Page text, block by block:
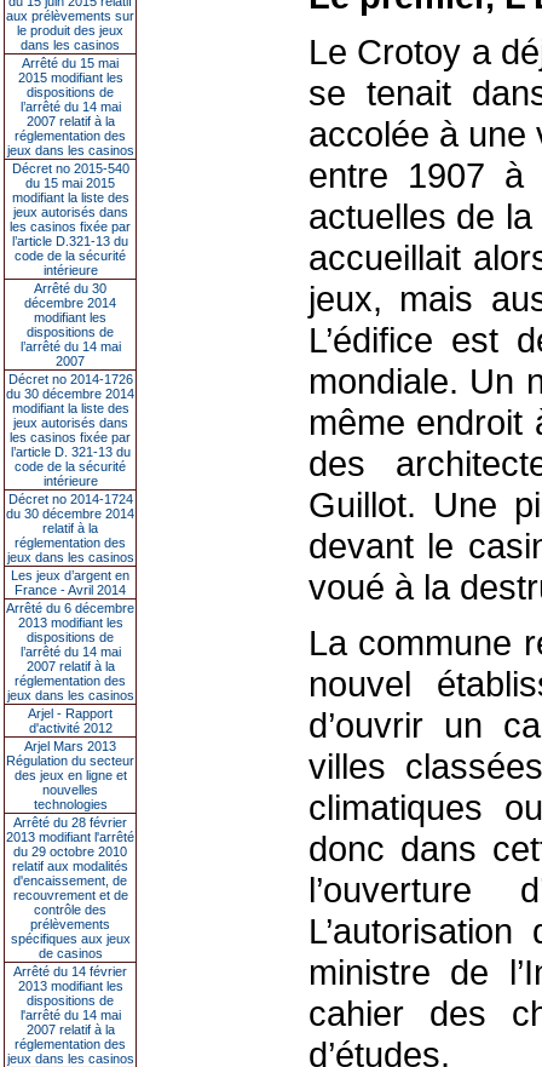
aux prélèvements sur
le produit des jeux
dans les casinos
Arrêté du 15 mai
2015 modifiant les
dispositions de
l’arrêté du 14 mai
2007 relatif à la
réglementation des
jeux dans les casinos
Décret no 2015-540
du 15 mai 2015
modifiant la liste des
jeux autorisés dans
les casinos fixée par
l’article D.321-13 du
code de la sécurité
intérieure
Arrêté du 30
décembre 2014
modifiant les
dispositions de
l’arrêté du 14 mai
2007
Décret no 2014-1726
du 30 décembre 2014
modifiant la liste des
jeux autorisés dans
les casinos fixée par
l’article D. 321-13 du
code de la sécurité
intérieure
Décret no 2014-1724
du 30 décembre 2014
relatif à la
réglementation des
jeux dans les casinos
Les jeux d’argent en
France - Avril 2014
Arrêté du 6 décembre
2013 modifiant les
dispositions de
l’arrêté du 14 mai
2007 relatif à la
réglementation des
jeux dans les casinos
Arjel - Rapport
d'activité 2012
Arjel Mars 2013
Régulation du secteur
des jeux en ligne et
nouvelles
technologies
Arrêté du 28 février
2013 modifiant l'arrêté
du 29 octobre 2010
relatif aux modalités
d'encaissement, de
recouvrement et de
contrôle des
prélèvements
spécifiques aux jeux
de casinos
Arrêté du 14 février
2013 modifiant les
dispositions de
l'arrêté du 14 mai
2007 relatif à la
réglementation des
jeux dans les casinos
Le Crotoy a
se tenait
accolée à une
entre 1907
actuelles de la
accueillait
jeux, mais
L’édifice est
mondiale. Un
même endroit
des
Guillot. Une
devant le
voué à la
La commune
nouvel
d’ouvrir un
villes
climatiques
donc dans
l’ouverture
ministre de
cahier des
d’études.